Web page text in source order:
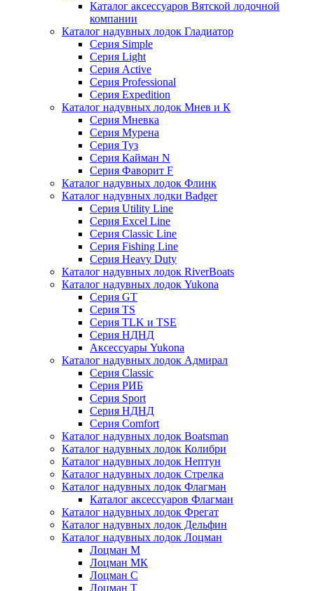
Каталог аксессуаров Вятской лодочной
компании
Каталог надувных лодок Гладиатор
Серия Simple
Серия Light
Серия Active
Серия Professional
Серия Expedition
Каталог надувных лодок Мнев и К
Серия Мневка
Серия Мурена
Серия Туз
Серия Кайман N
Серия Фаворит F
Каталог надувных лодок Флинк
Каталог надувных лодки Badger
Серия Utility Line
Серия Excel Line
Серия Classic Line
Серия Fishing Line
Серия Heavy Duty
Каталог надувных лодок RiverBoats
Каталог надувных лодок Yukona
Серия GT
Серия TS
Серия TLK и TSE
Серия НДНД
Аксессуары Yukona
Каталог надувных лодок Адмирал
Серия Classic
Серия РИБ
Серия Sport
Серия НДНД
Серия Comfort
Каталог надувных лодок Boatsman
Каталог надувных лодок Колибри
Каталог надувных лодок Нептун
Каталог надувных лодок Стрелка
Каталог надувных лодок Флагман
Каталог аксессуаров Флагман
Каталог надувных лодок Фрегат
Каталог надувных лодок Дельфин
Каталог надувных лодок Лоцман
Лоцман М
Лоцман МК
Лоцман С
Лоцман Т